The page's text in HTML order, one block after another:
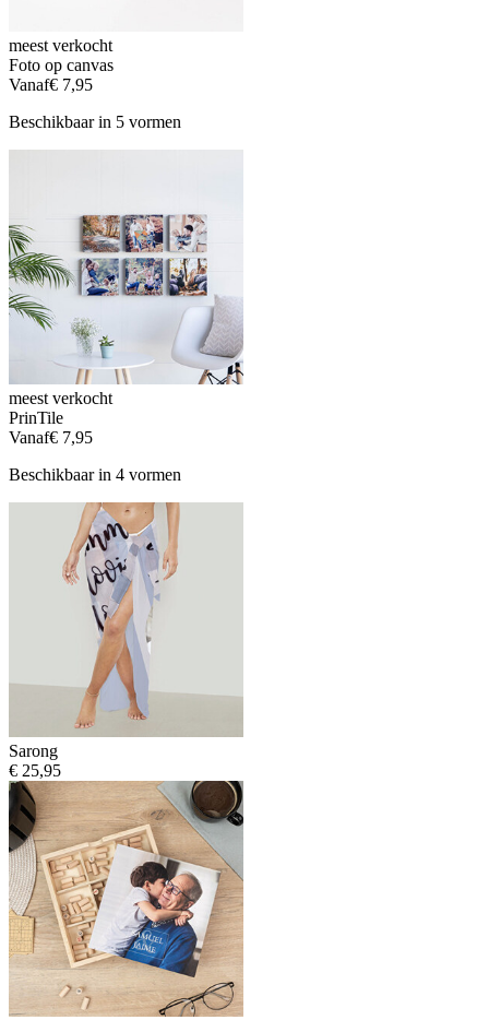
meest verkocht
Foto op canvas
Vanaf€ 7,95
Beschikbaar in 5 vormen
meest verkocht
PrinTile
Vanaf€ 7,95
Beschikbaar in 4 vormen
Sarong
€ 25,95